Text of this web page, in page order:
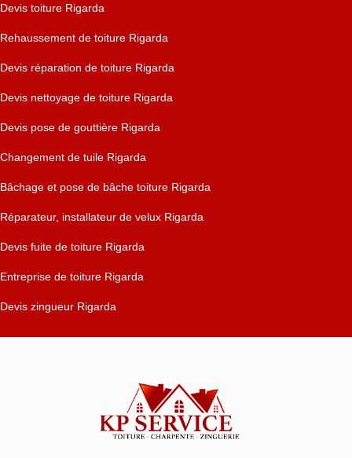
Devis toiture Rigarda
Rehaussement de toiture Rigarda
Devis réparation de toiture Rigarda
Devis nettoyage de toiture Rigarda
Devis pose de gouttière Rigarda
Changement de tuile Rigarda
Bâchage et pose de bâche toiture Rigarda
Réparateur, installateur de velux Rigarda
Devis fuite de toiture Rigarda
Entreprise de toiture Rigarda
Devis zingueur Rigarda